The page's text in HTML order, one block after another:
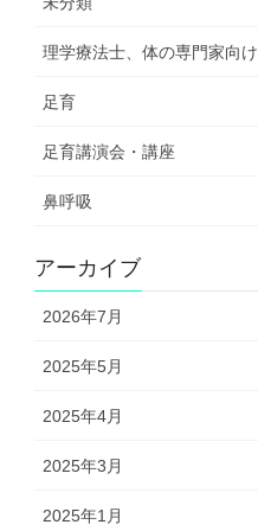
理学療法士、体の専門家向け
足育
足育講演会・講座
鼻呼吸
アーカイブ
2026年7月
2025年5月
2025年4月
2025年3月
2025年1月